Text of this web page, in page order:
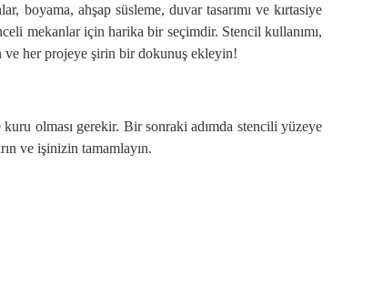
boyama, ahşap süsleme, duvar tasarımı ve kırtasiye
mekanlar için harika bir seçimdir. Stencil kullanımı,
ve her projeye şirin bir dokunuş ekleyin!
olması gerekir. Bir sonraki adımda stencili yüzeye
ve işinizin tamamlayın.